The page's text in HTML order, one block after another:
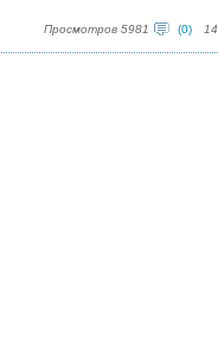
Просмотров 5981 (0)